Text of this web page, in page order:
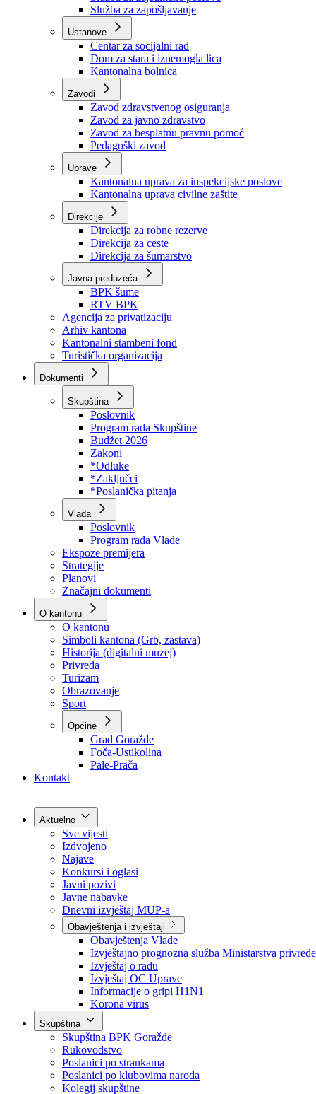
Službe
Služba za odnose s javnošću
Služba za zajedničke poslove
Služba za zapošljavanje
Ustanove
Centar za socijalni rad
Dom za stara i iznemogla lica
Kantonalna bolnica
Zavodi
Zavod zdravstvenog osiguranja
Zavod za javno zdravstvo
Zavod za besplatnu pravnu pomoć
Pedagoški zavod
Kantonalna uprava za inspekcijske poslove
Kantonalna uprava civilne zaštite
Direkcije
Direkcija za robne rezerve
Direkcija za ceste
Direkcija za šumarstvo
Javna preduzeća
BPK šume
RTV BPK
Agencija za privatizaciju
Arhiv kantona
Kantonalni stambeni fond
Turistička organizacija
Dokumenti
Skupština
Poslovnik
Program rada Skupštine
Budžet 2026
Zakoni
*Odluke
*Zaključci
*Poslanička pitanja
Vlada
Poslovnik
Program rada Vlade
Ekspoze premijera
Strategije
Planovi
Značajni dokumenti
O kantonu
O kantonu
Simboli kantona (Grb, zastava)
Historija (digitalni muzej)
Privreda
Turizam
Obrazovanje
Sport
Općine
Kontakt
Aktuelno
Sve vijesti
Izdvojeno
Najave
Konkursi i oglasi
Javni pozivi
Javne nabavke
Dnevni izvještaj MUP-a
Obavještenja i izvještaji
Obavještenja Vlade
Izvještajno prognozna služba Ministarstva privrede
Izvještaj o radu
Izvještaj OC Uprave
Informacije o gripi H1N1
Korona virus
Skupština
Skupština BPK Goražde
Rukovodstvo